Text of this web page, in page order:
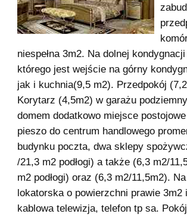
niespełna 3m2. Na dolnej
którego jest wejście na górny
jak i kuchnia(9,5 m2). Przedpokój
Korytarz (4,5m2) w garażu
domem dodatkowo miejsce
pieszo do centrum handlowego
budynku poczta, dwa sklepy
/21,3 m2 podłogi) a także (6,3 m2/
m2 podłogi) oraz (6,3 m2/11,5m2).
lokatorska o powierzchni prawie
kablowa telewizja, telefon tp sa.